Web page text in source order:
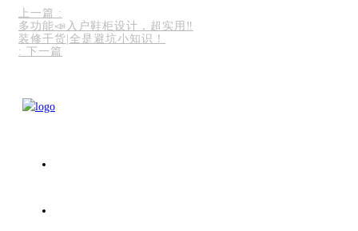
上一篇 :
多功能📣入户鞋柜设计，超实用‼️
装修干货|全是避坑小知识！
: 下一篇